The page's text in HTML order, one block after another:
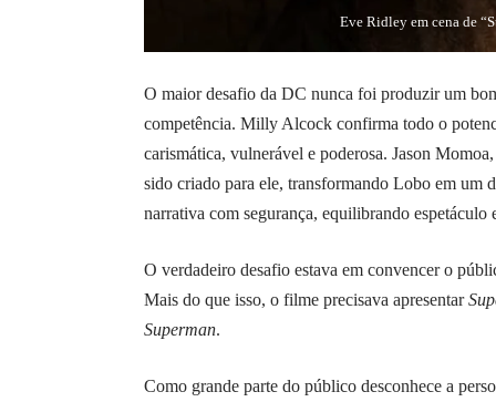
Eve Ridley em cena de
O maior desafio da DC nunca foi produzir um
competência. Milly Alcock confirma todo o
carismática, vulnerável e poderosa. Jason
sido criado para ele, transformando Lobo em um
narrativa com segurança, equilibrando espetáculo
O verdadeiro desafio estava em convencer o
Mais do que isso, o filme precisava apresentar
Superman.
Como grande parte do público desconhece a